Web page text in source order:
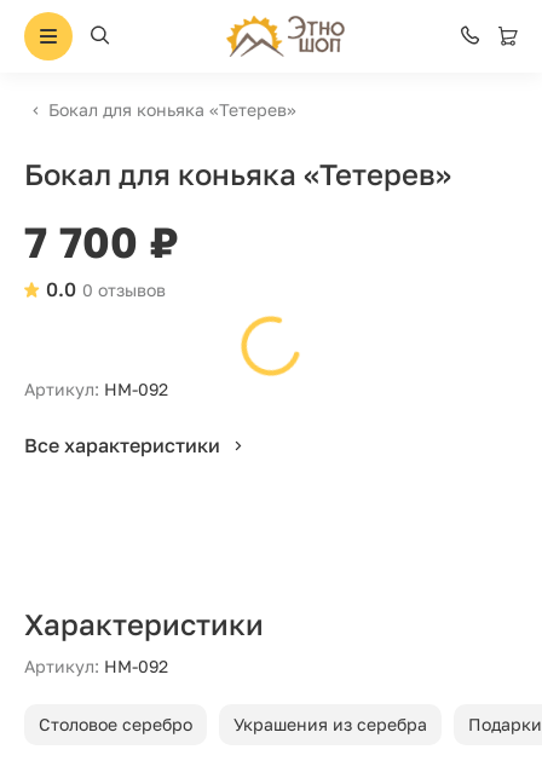
Бокал для коньяка «Тетерев»
Бокал для коньяка «Тетерев»
7 700 ₽
0 отзывов
0.0
Артикул: НМ-092
Все характеристики
Характеристики
Артикул: НМ-092
Столовое серебро Украшения из серебра